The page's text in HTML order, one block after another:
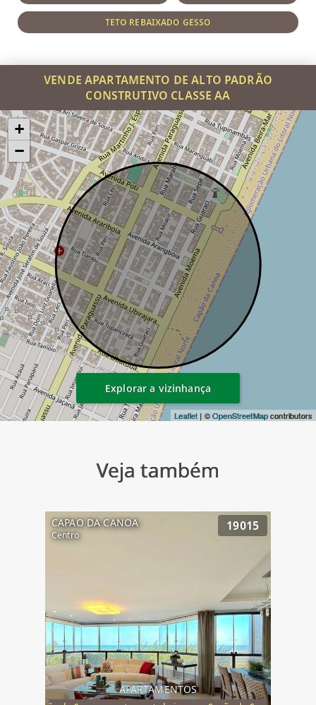
TETO REBAIXADO GESSO
VENDE APARTAMENTO DE ALTO PADRÃO
CONSTRUTIVO CLASSE AA
+
−
Leaflet | ©OpenStreetMapcontributors
Explorar a vizinhança
Veja também
CAPAO DA CANOA
Centro
19015
APARTAMENTOS